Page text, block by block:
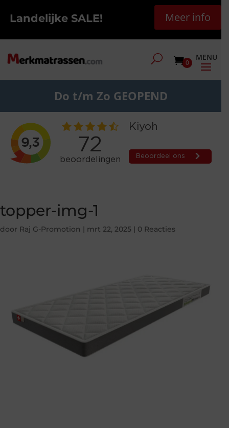
Landelijke SALE! Meer info
0
Do t/m Zo GEOPEND
topper-img-1
door Raj G-Promotion | mrt 22, 2025 | 0 Reacties